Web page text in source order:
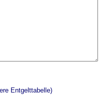
Entgelttabelle)